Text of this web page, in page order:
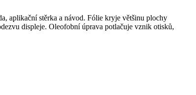
aplikační stěrka a návod. Fólie kryje většinu plochy
displeje. Oleofobní úprava potlačuje vznik otisků,